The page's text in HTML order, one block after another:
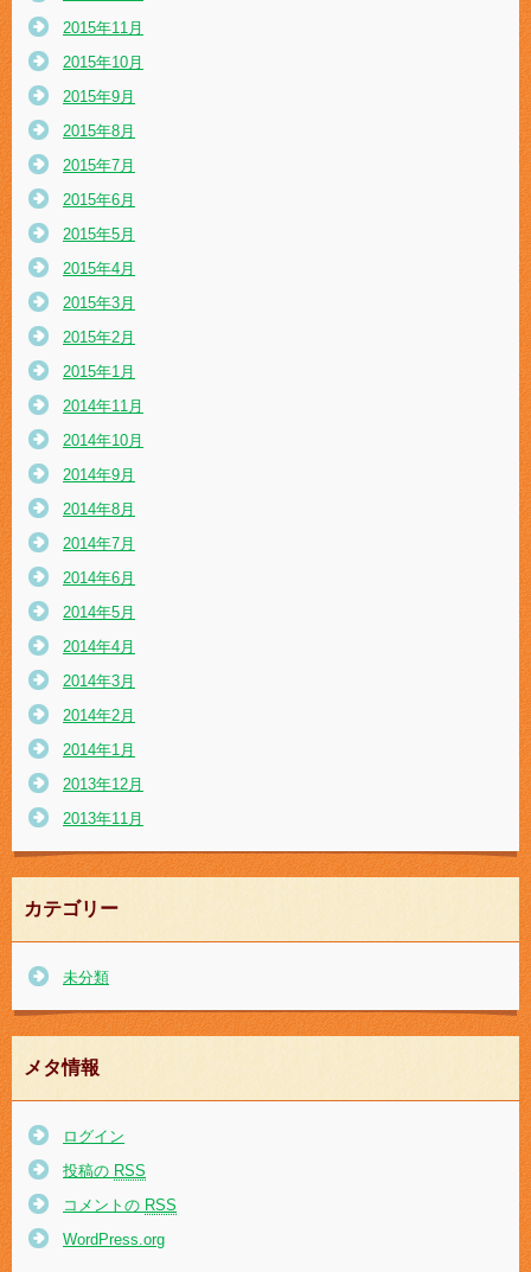
2015年11月
2015年10月
2015年9月
2015年8月
2015年7月
2015年6月
2015年5月
2015年4月
2015年3月
2015年2月
2015年1月
2014年11月
2014年10月
2014年9月
2014年8月
2014年7月
2014年6月
2014年5月
2014年4月
2014年3月
2014年2月
2014年1月
2013年12月
2013年11月
カテゴリー
未分類
メタ情報
ログイン
投稿の RSS
コメントの RSS
WordPress.org